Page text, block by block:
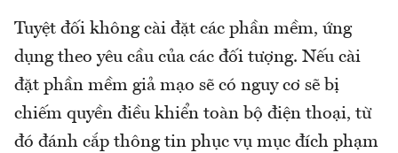
Tuyệt đối không cài đặt các phần mềm, ứng
dụng theo yêu cầu của các đối tượng. Nếu cài
đặt phần mềm giả mạo sẽ có nguy cơ sẽ bị
chiếm quyền điều khiển toàn bộ điện thoại, từ
đó đánh cắp thông tin phục vụ mục đích phạm